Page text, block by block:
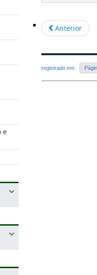
e
Anterior
registrado em: